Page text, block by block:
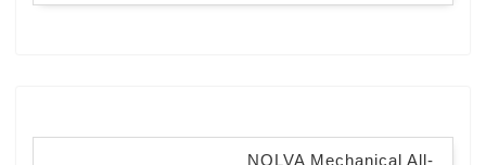
NOLVA Mechanical All-